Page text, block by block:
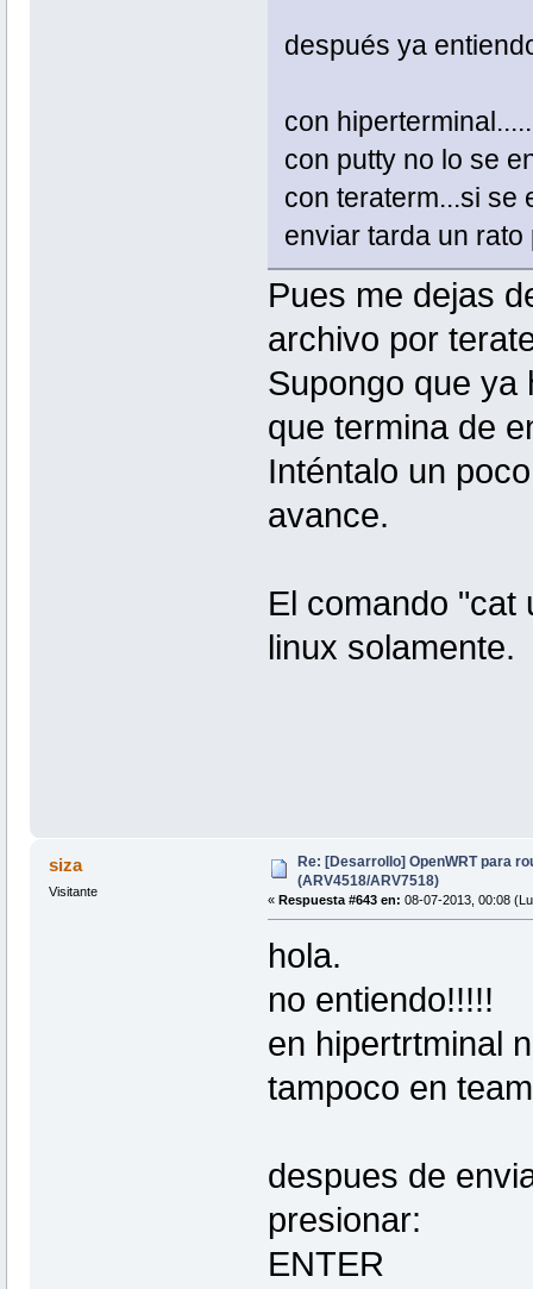
después ya
con
con putty no lo se
con teraterm...si
enviar tarda un
Pues me dejas
archivo por
Supongo que ya
que termina de
Inténtalo un
avance.
El comando "cat
linux solamente.
siza
Visitante
Re: [Desarrollo] OpenWRT para
(ARV4518/ARV7518)
« Respuesta #643 en: 08-07-2013, 00:08
hola.
no entiendo!!!!!
en hipertrtminal
tampoco en
despues de
presionar:
ENTER